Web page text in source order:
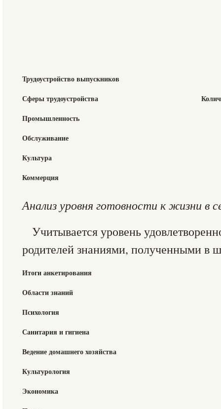
Трудоустройство выпускников
Сферы трудоустройства
Промышленность
Обслуживание
Культура
Коммерция
Анализ уровня готовности к жизни в
Учитывается уровень
родителей знаниями, полученными в
Итоги анкетирования
Области знаний
Психология
Санитария и гигиена
Ведение домашнего хозяйства
Культурология
Экономика